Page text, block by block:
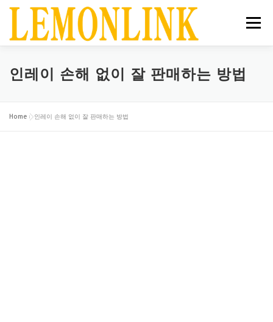
메뉴
홈 공지사항 서비스 상점 매거진
장바구니 로그인
인레이 손해 없이 잘 판매하는 방법
Home »인레이 손해 없이 잘 판매하는 방법